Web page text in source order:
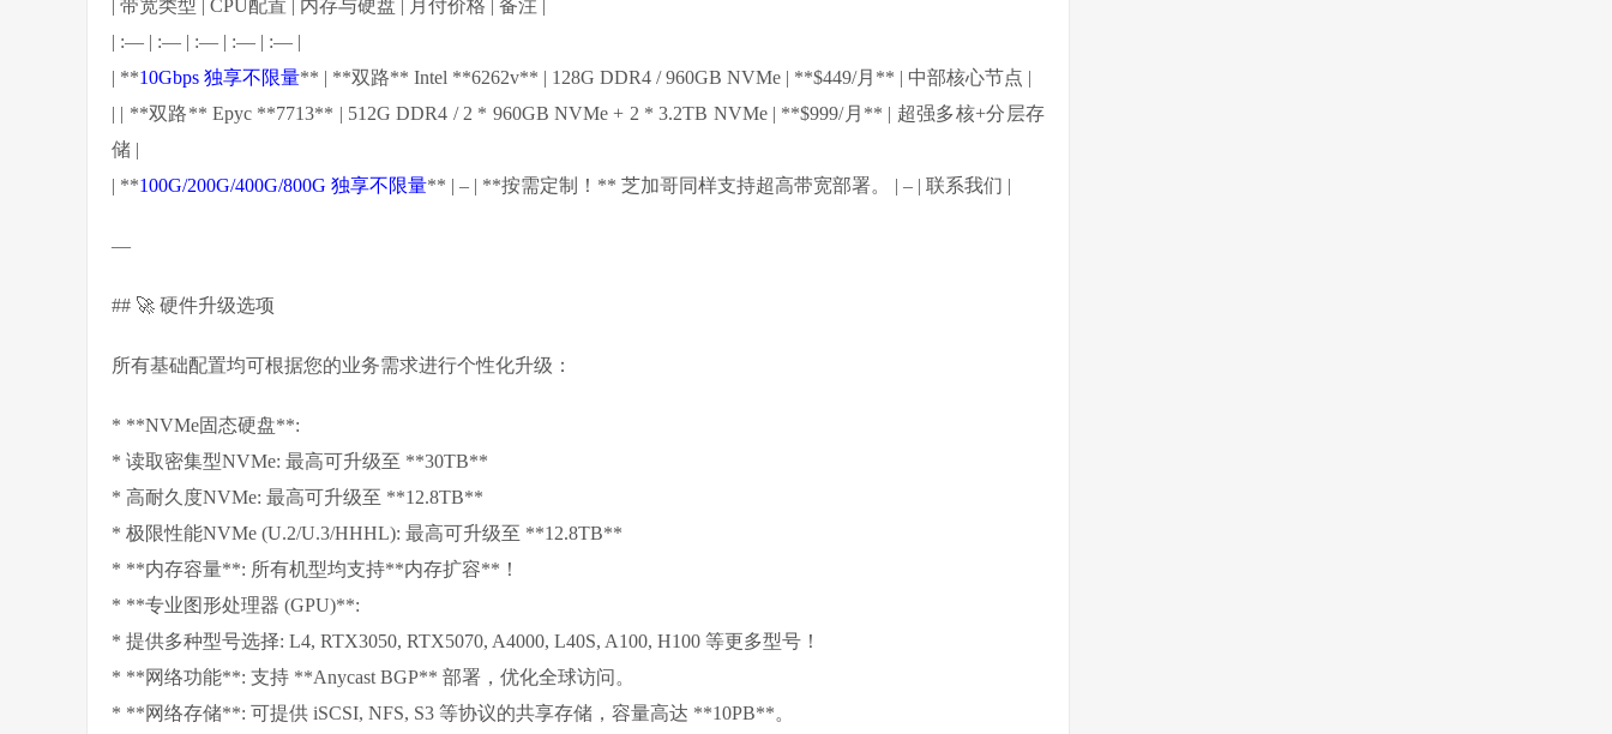
| 带宽类型 | CPU配置 | 内存与硬盘 | 月付价格 | 备注 |
| :— | :— | :— | :— | :— |
| **10Gbps 独享不限量** | **双路** Intel **6262v** | 128G DDR4 / 960GB NVMe | **$449/月** | 中部核心节点 |
| | **双路** Epyc **7713** | 512G DDR4 / 2 * 960GB NVMe + 2 * 3.2TB NVMe | **$999/月** | 超强多核+分层存
储 |
| **100G/200G/400G/800G 独享不限量** | – | **按需定制！** 芝加哥同样支持超高带宽部署。 | – | 联系我们 |
—
## 🚀 硬件升级选项
所有基础配置均可根据您的业务需求进行个性化升级：
* **NVMe固态硬盘**:
* 读取密集型NVMe: 最高可升级至 **30TB**
* 高耐久度NVMe: 最高可升级至 **12.8TB**
* 极限性能NVMe (U.2/U.3/HHHL): 最高可升级至 **12.8TB**
* **内存容量**: 所有机型均支持**内存扩容**！
* **专业图形处理器 (GPU)**:
* 提供多种型号选择: L4, RTX3050, RTX5070, A4000, L40S, A100, H100 等更多型号！
* **网络功能**: 支持 **Anycast BGP** 部署，优化全球访问。
* **网络存储**: 可提供 iSCSI, NFS, S3 等协议的共享存储，容量高达 **10PB**。